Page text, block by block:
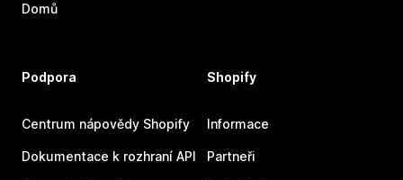
Domů
Podpora
Centrum nápovědy Shopify
Dokumentace k rozhraní API
Shopify
Informace
Partneři